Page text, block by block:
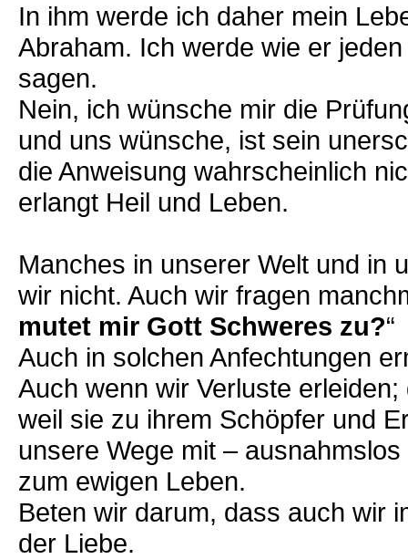
In ihm werde ich daher mein
Abraham. Ich werde wie er
sagen.
Nein, ich wünsche mir die
und uns wünsche, ist sein
die Anweisung wahrscheinlich
erlangt Heil und Leben.
Manches in unserer Welt und in
wir nicht. Auch wir fragen
mutet mir Gott Schweres zu?“
Auch in solchen Anfechtungen
Auch wenn wir Verluste
weil sie zu ihrem Schöpfer und
unsere Wege mit –
zum ewigen Leben.
Beten wir darum, dass auch wir
der Liebe.